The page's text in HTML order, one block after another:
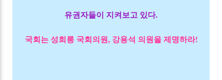
유권자들이 지켜보고 있다.
국회는 성희롱 국회의원, 강용석 의원을 제명하라!